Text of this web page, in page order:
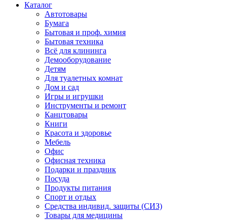
Каталог
Автотовары
Бумага
Бытовая и проф. химия
Бытовая техника
Всё для клининга
Демооборудование
Детям
Для туалетных комнат
Дом и сад
Игры и игрушки
Инструменты и ремонт
Канцтовары
Книги
Красота и здоровье
Мебель
Офис
Офисная техника
Подарки и праздник
Посуда
Продукты питания
Спорт и отдых
Средства индивид. защиты (СИЗ)
Товары для медицины